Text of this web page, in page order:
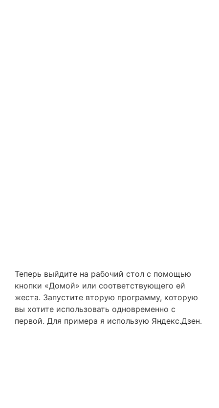
Теперь выйдите на рабочий стол с помощью
кнопки «Домой» или соответствующего ей
жеста. Запустите вторую программу, которую
вы хотите использовать одновременно с
первой. Для примера я использую Яндекс.Дзен.